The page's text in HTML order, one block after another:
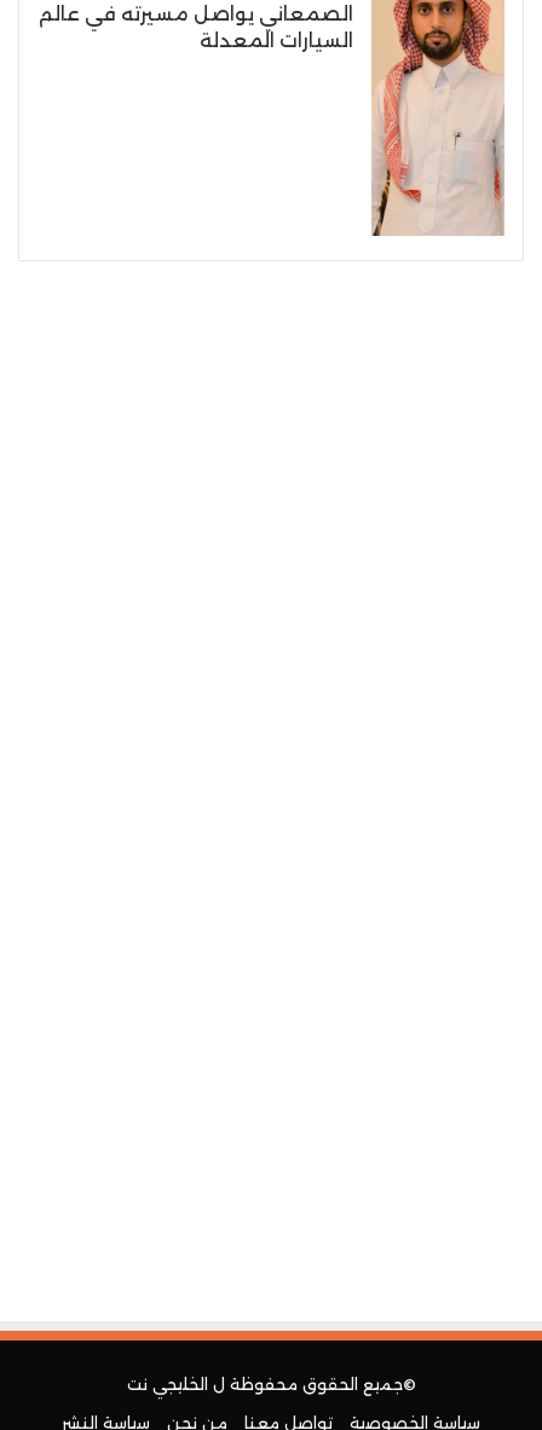
الصمعاني يواصل مسيرته في عالم
السيارات المعدلة
©جميع الحقوق محفوظة ل الخليجي نت
سياسة الخصوصية
تواصل معنا من نحن سياسة النشر